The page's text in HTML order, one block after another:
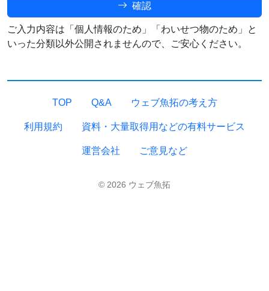
確認
ご入力内容は「個人情報のため」「わいせつ物のため」と
いった分類以外公開されませんので、ご安心ください。
TOP Q&A ウェブ魚拓の考え方
利用規約 資料・大量取得用などの有料サービス
運営会社 ご意見など
© 2026 ウェブ魚拓